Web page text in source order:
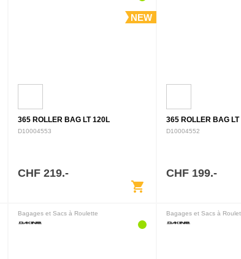
NEW
365 ROLLER BAG LT 120L
D10004553
CHF 219.-
shopping_cart
365 ROLLER BAG LT
D10004552
CHF 199.-
Bagages et Sacs à Roulette Bagages et Sacs à